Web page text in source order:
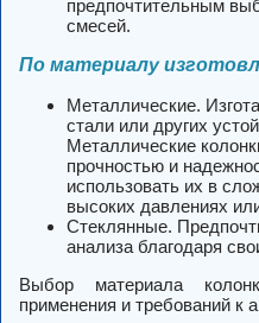
предпочтительным
смесей.
По материалу
Металлические.
стали или других
Металлические
прочностью и
использовать их в
высоких давлениях
Стеклянные.
анализа благодаря
Выбор материала
применения и требований к